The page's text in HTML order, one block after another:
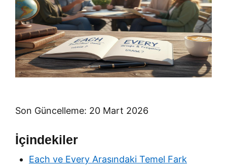
Son Güncelleme: 20 Mart 2026
İçindekiler
Each ve Every Arasındaki Temel Fark